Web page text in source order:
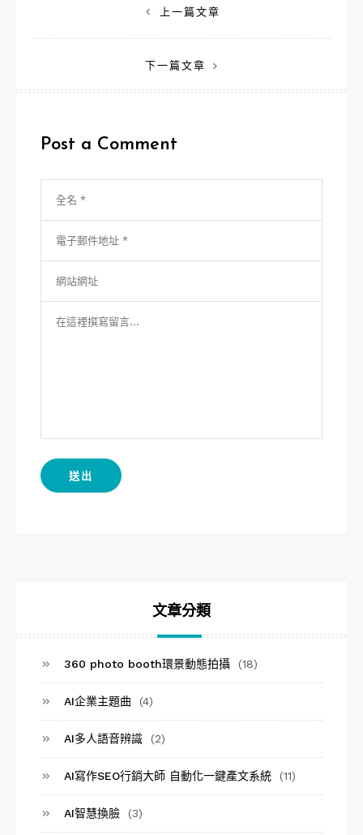
章
上一篇文章
下一篇文章
Post a Comment
文章分類
360 photo booth環景動態拍攝 (18)
AI企業主題曲 (4)
AI多人語音辨識 (2)
AI寫作SEO行銷大師 自動化一鍵產文系統 (11)
AI智慧換臉 (3)